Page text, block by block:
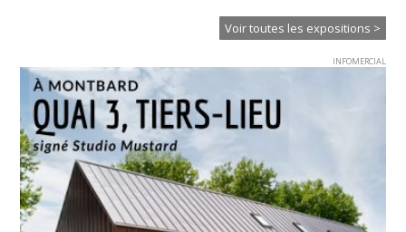
Voir toutes les expositions >
INFOMERCIAL